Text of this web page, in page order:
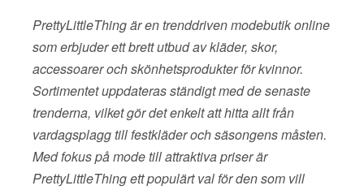
PrettyLittleThing är en trenddriven modebutik online
som erbjuder ett brett utbud av kläder, skor,
accessoarer och skönhetsprodukter för kvinnor.
Sortimentet uppdateras ständigt med de senaste
trenderna, vilket gör det enkelt att hitta allt från
vardagsplagg till festkläder och säsongens måsten.
Med fokus på mode till attraktiva priser är
PrettyLittleThing ett populärt val för den som vill